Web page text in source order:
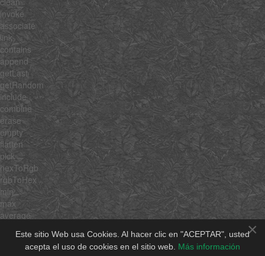
×
Este sitio Web usa Cookies. Al hacer clic en "ACEPTAR", usted
acepta el uso de cookies en el sitio web. Más información
invoke
associate
link
contains
append
getLast
getRandom
include
combine
erase
empty
flatten
pick
hexToRgb
rgbToHex
min
max
average
unique